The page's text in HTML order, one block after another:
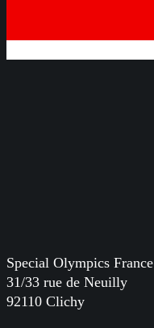
Special Olympics France
31/33 rue de Neuilly
92110 Clichy